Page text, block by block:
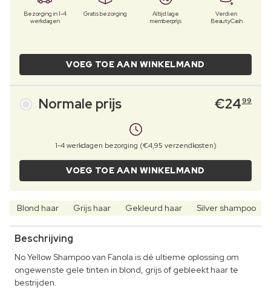
Bezorging in 1-4
werkdagen
Gratis bezorging
Altijd lage
memberprijs
Verdien
BeautyCash
VOEG TOE AAN WINKELMAND
Normale prijs €2499
1-4 werkdagen bezorging (€4,95 verzendkosten)
VOEG TOE AAN WINKELMAND
Blond haar Grijs haar Gekleurd haar Silver shampoo
Beschrijving
No Yellow Shampoo van Fanola is dé ultieme oplossing om
ongewenste gele tinten in blond, grijs of gebleekt haar te
bestrijden.